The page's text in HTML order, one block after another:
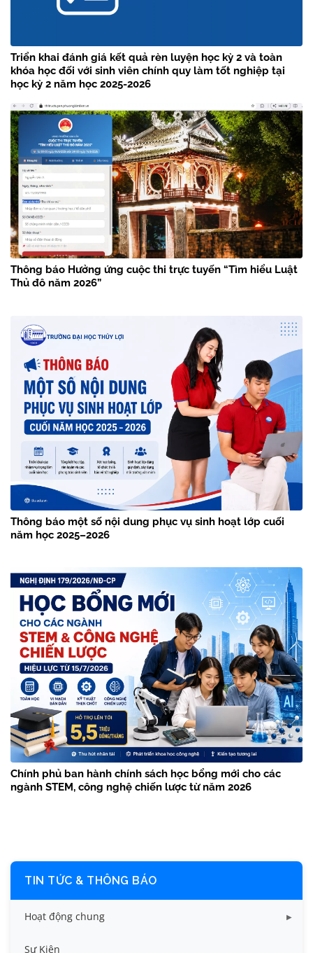
Triển khai đánh giá kết quả rèn luyện học kỳ 2 và toàn
khóa học đối với sinh viên chính quy làm tốt nghiệp tại
học kỳ 2 năm học 2025-2026
Thông báo Hưởng ứng cuộc thi trực tuyến “Tìm hiểu Luật
Thủ đô năm 2026”
Thông báo một số nội dung phục vụ sinh hoạt lớp cuối
năm học 2025–2026
Chính phủ ban hành chính sách học bổng mới cho các
ngành STEM, công nghệ chiến lược từ năm 2026
TIN TỨC & THÔNG BÁO
Hoạt động chung
Tin công tác sinh viên
Sự Kiện